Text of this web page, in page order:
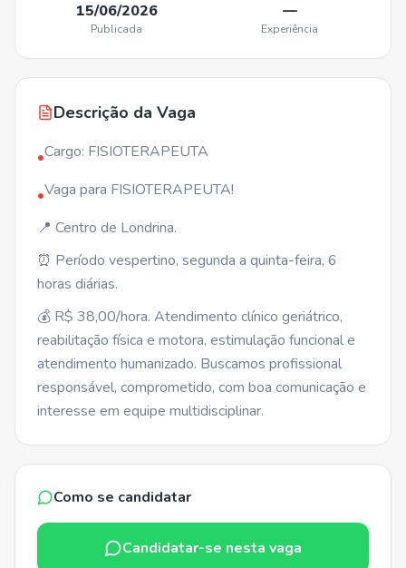
15/06/2026
Publicada
—
Experiência
Descrição da Vaga
•Cargo: FISIOTERAPEUTA
•Vaga para FISIOTERAPEUTA!
📍 Centro de Londrina.
⏰ Período vespertino, segunda a quinta-feira, 6
horas diárias.
💰 R$ 38,00/hora. Atendimento clínico geriátrico,
reabilitação física e motora, estimulação funcional e
atendimento humanizado. Buscamos profissional
responsável, comprometido, com boa comunicação e
interesse em equipe multidisciplinar.
Como se candidatar
Candidatar-se nesta vaga